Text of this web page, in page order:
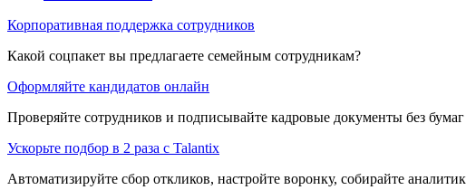
Корпоративная поддержка сотрудников
Какой соцпакет вы предлагаете семейным сотрудникам?
Оформляйте кандидатов онлайн
Проверяйте сотрудников и подписывайте кадровые документы без
Ускорьте подбор в 2 раза с Talantix
Автоматизируйте сбор откликов, настройте воронку, собирайте